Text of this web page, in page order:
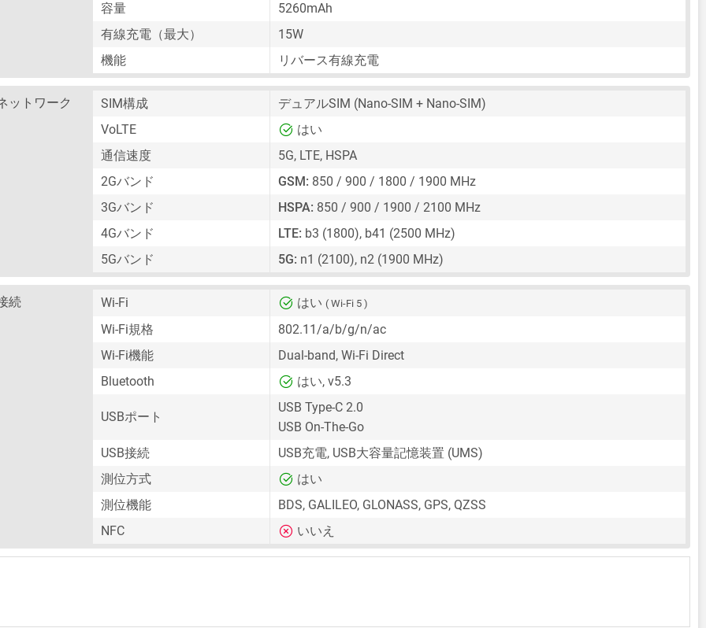
容量
5260mAh
有線充電（最大）
15W
機能
リバース有線充電
ットワーク SIM構成 デュアルSIM (Nano-SIM + Nano-SIM)
VoLTE
はい
通信速度
5G, LTE, HSPA
2Gバンド
GSM: 850 / 900 / 1800 / 1900 MHz
3Gバンド
HSPA: 850 / 900 / 1900 / 2100 MHz
4Gバンド
LTE: b3 (1800), b41 (2500 MHz)
5Gバンド
5G: n1 (2100), n2 (1900 MHz)
続 Wi-Fi はい ( Wi-Fi 5 )
Wi-Fi規格
802.11/a/b/g/n/ac
Wi-Fi機能
Dual-band, Wi-Fi Direct
Bluetooth
はい, v5.3
USBポート
USB Type-C 2.0
USB On-The-Go
USB接続
USB充電, USB大容量記憶装置 (UMS)
測位方式
はい
測位機能
BDS, GALILEO, GLONASS, GPS, QZSS
NFC
いいえ